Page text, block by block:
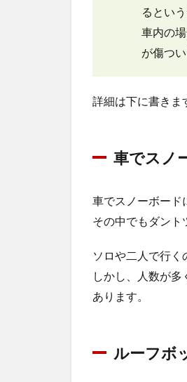
るとい
車内の
が傷つ
詳細は下に書きま
車でスノ
車でスノーボード
その中でもダント
ソロや二人で行く
しかし、人数が
あります。
ルーフボ